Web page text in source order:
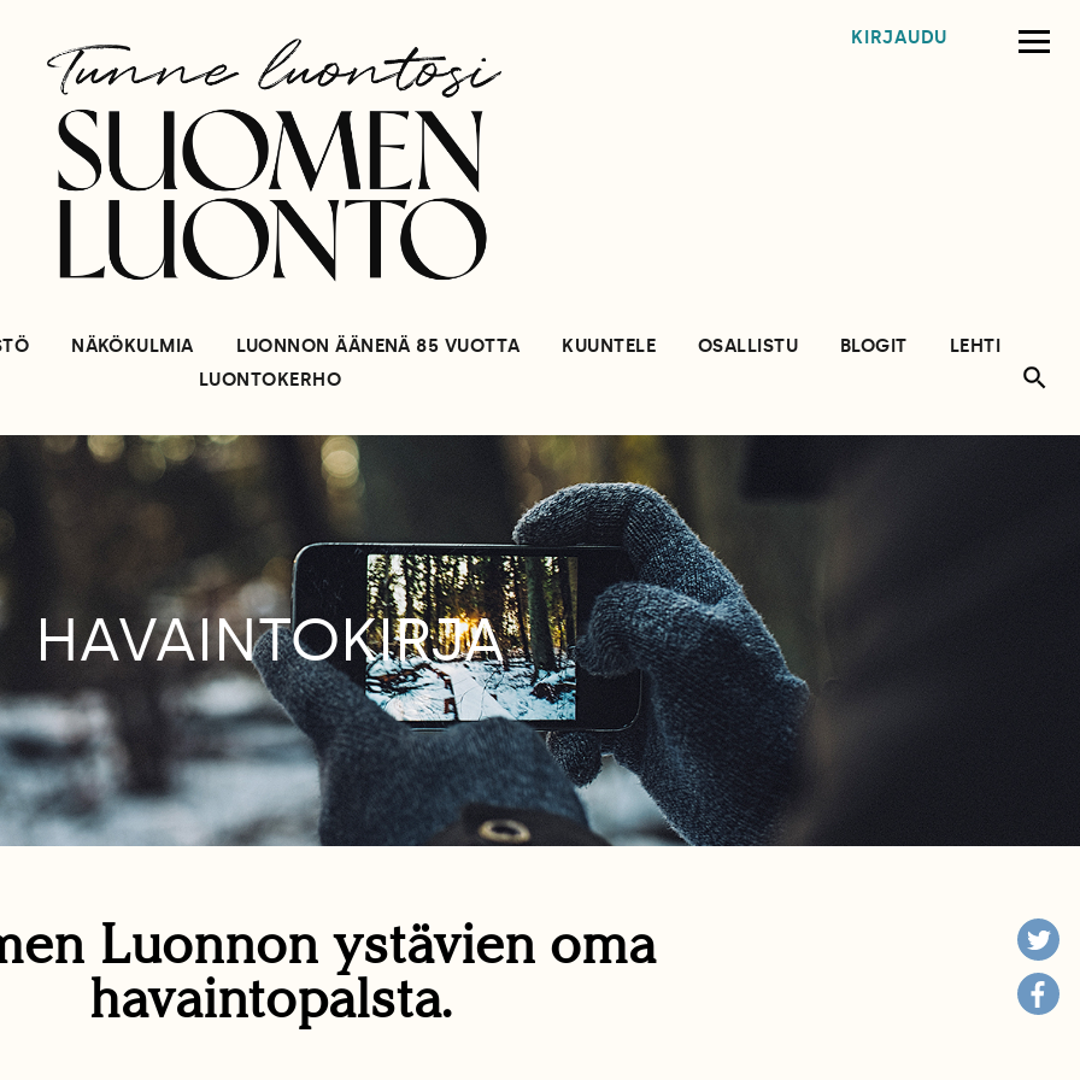
KIRJAUDU
NÄKÖKULMIA LUONNON ÄÄNENÄ 85 VUOTTA KUUNTELE OSALLISTU BLOGIT
LEHTI
LUONTOKERHO
HAVAINTOKIRJA
Luonnon ystävien oma
havaintopalsta.